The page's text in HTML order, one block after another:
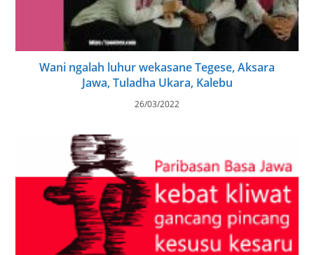
Wani ngalah luhur wekasane Tegese, Aksara
Jawa, Tuladha Ukara, Kalebu
26/03/2022